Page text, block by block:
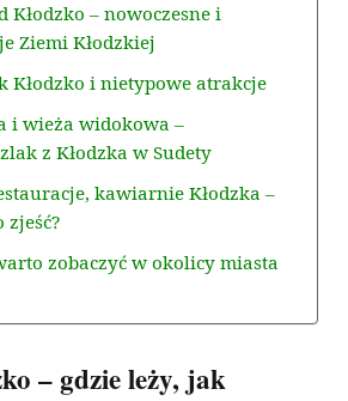
Kłodzko – nowoczesne i
Ziemi Kłodzkiej
Kłodzko i nietypowe atrakcje
i wieża widokowa –
z Kłodzka w Sudety
kawiarnie Kłodzka –
zjeść?
zobaczyć w okolicy miasta
– gdzie leży, jak